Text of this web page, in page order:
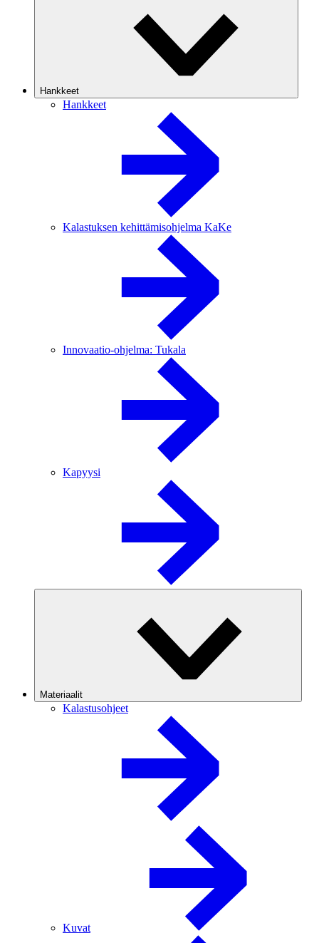
Hankkeet
Hankkeet
Kalastuksen kehittämisohjelma KaKe
Innovaatio-ohjelma: Tukala
Kapyysi
Materiaalit
Kalastusohjeet
Kuvat